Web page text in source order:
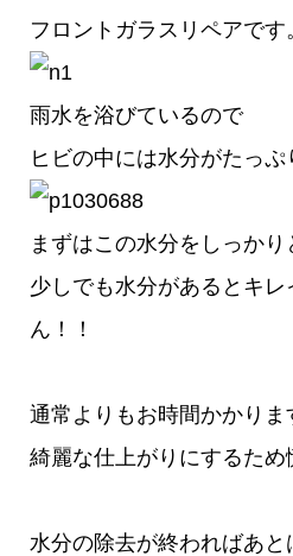
フロントガラスリペアです
雨水を浴びているので
ヒビの中には水分がたっぷ
まずはこの水分をしっかり
少しでも水分があるとキ
ん！！
通常よりもお時間かかりま
綺麗な仕上がりにするため
水分の除去が終わればあと